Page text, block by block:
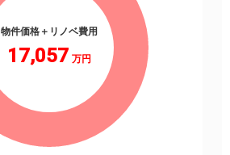
物件価格＋リノベ費用
17,057